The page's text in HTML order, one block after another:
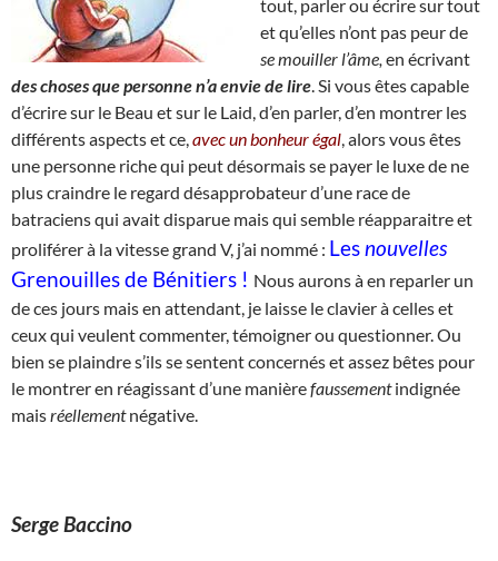
tout, parler ou écrire sur tout
et qu’elles n’ont pas peur de
semouiller l’âme, en écrivant
des choses que personne n’a envie de lire . Si vous êtes capable
d’écrire sur le Beau et sur le Laid, d’en parler, d’en montrer les
différents aspects et ce, avec un bonheur égal , alors vous êtes
une personne riche qui peut désormais se payer le luxe de ne
plus craindre le regard désapprobateur d’une race de
batraciens qui avait disparue mais qui semble réapparaitre et
proliférer à la vitesse grand V, j’ai nommé : Lesnouvelles
Grenouilles de Bénitiers ! Nous aurons à en reparler un
de ces jours mais en attendant, je laisse le clavier à celles et
ceux qui veulent commenter, témoigner ou questionner. Ou
bien se plaindre s’ils se sentent concernés et assez bêtes pour
le montrer en réagissant d’une manièrefaussementindignée
maisréellementnégative.
Serge Baccino